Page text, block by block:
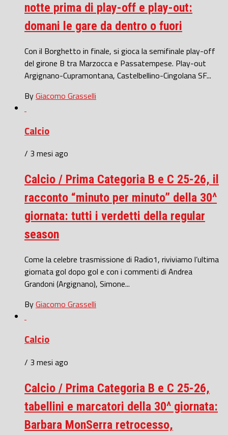
notte prima di play-off e play-out:
domani le gare da dentro o fuori
Con il Borghetto in finale, si gioca la semifinale play-off
del girone B tra Marzocca e Passatempese. Play-out
Argignano-Cupramontana, Castelbellino-Cingolana SF...
ByGiacomo Grasselli
Calcio
/ 3 mesi ago
Calcio / Prima Categoria B e C 25-26, il
racconto “minuto per minuto” della 30^
giornata: tutti i verdetti della regular
season
Come la celebre trasmissione di Radio1, riviviamo l’ultima
giornata gol dopo gol e con i commenti di Andrea
Grandoni (Argignano), Simone...
ByGiacomo Grasselli
Calcio
/ 3 mesi ago
Calcio / Prima Categoria B e C 25-26,
tabellini e marcatori della 30^ giornata:
Barbara MonSerra retrocesso,